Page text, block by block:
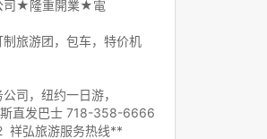
司★隆重開業★電
旅游团，包车，特价机
司，纽约一日游，
直发巴士 718-358-6666
弘旅游服务热线**